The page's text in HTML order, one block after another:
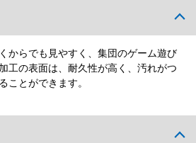
からでも見やすく、集団のゲーム遊び
工の表面は、耐久性が高く、汚れがつ
ことができます。